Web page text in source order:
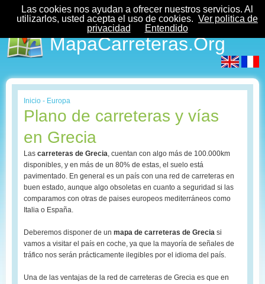
MapaCarreteras.Org
Inicio - Europa
Plano de carreteras y vías
en Grecia
Las carreteras de Grecia, cuentan con algo más de 100.000km
disponibles, y en más de un 80% de estas, el suelo está
pavimentado. En general es un país con una red de carreteras en
buen estado, aunque algo obsoletas en cuanto a seguridad si las
comparamos con otras de paises europeos mediterráneos como
Italia o España.
Deberemos disponer de un mapa de carreteras de Grecia si
vamos a visitar el país en coche, ya que la mayoría de señales de
tráfico nos serán prácticamente ilegibles por el idioma del país.
Una de las ventajas de la red de carreteras de Grecia es que en
Las cookies nos ayudan a ofrecer nuestros servicios. Al
utilizarlos, usted acepta el uso de cookies. Ver politica de
privacidad
Entendido